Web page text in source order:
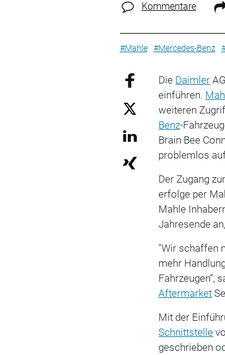
Kommentare
#Mahle #Mercedes-Benz
Die Daimler
einführen.
weiteren
Benz-
Brain Bee
problemlos
Der Zugang
erfolge per
Mahle
Jahresende
"Wir schaffen
mehr
Fahrzeugen“,
Aftermarket
Mit der
Schnittstelle
geschrieben